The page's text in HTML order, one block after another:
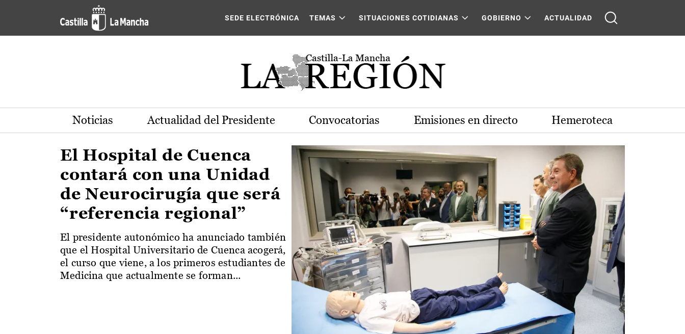
Pasar al contenido principal
Actualidad de la región de Castilla-La Mancha
SEDE ELECTRÓNICA TEMAS SITUACIONES COTIDIANAS GOBIERNO ACTUALIDAD
Noticias Actualidad del Presidente Convocatorias Emisiones en directo Hemeroteca
El Hospital de Cuenca
contará con una Unidad
de Neurocirugía que será
“referencia regional”
El presidente autonómico ha anunciado también
que el Hospital Universitario de Cuenca acogerá,
el curso que viene, a los primeros estudiantes de
Medicina que actualmente se forman...